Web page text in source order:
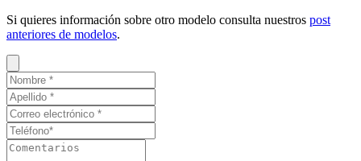
Si quieres información sobre otro modelo consulta nuestros post
anteriores de modelos.